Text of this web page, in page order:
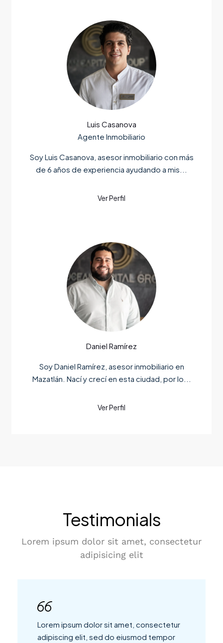
Luis Casanova
Agente Inmobiliario
Soy Luis Casanova, asesor inmobiliario con más
de 6 años de experiencia ayudando a mis...
Daniel Ramírez
Soy Daniel Ramírez, asesor inmobiliario en
Mazatlán. Nací y crecí en esta ciudad, por lo...
Testimonials
Lorem ipsum dolor sit amet, consectetur
adipisicing elit
Lorem ipsum dolor sit amet, consectetur
adipiscing elit, sed do eiusmod tempor